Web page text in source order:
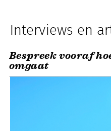
Interviews en
Bespreek vooraf
omgaat